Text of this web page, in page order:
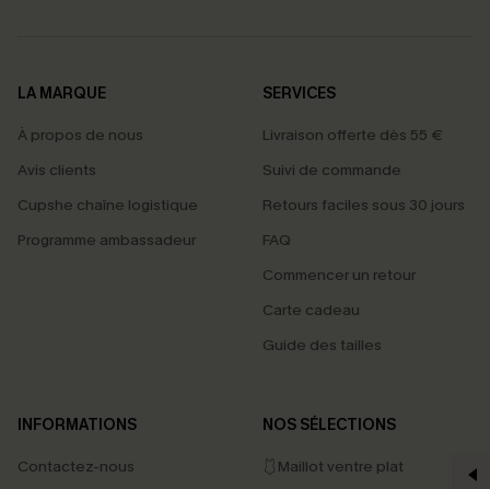
LA MARQUE
À propos de nous
Avis clients
Cupshe chaîne logistique
Programme ambassadeur
SERVICES
Livraison offerte dès 55 €
Suivi de commande
Retours faciles sous 30 jours
FAQ
Commencer un retour
Carte cadeau
Guide des tailles
INFORMATIONS
Contactez-nous
NOS SÉLECTIONS
🩱Maillot ventre plat
PROFITEZ DE -15%
-15% dès 2 Achetés par E-mail